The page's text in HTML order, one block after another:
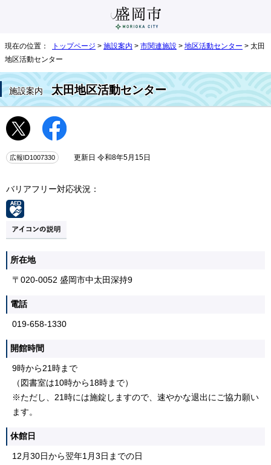
現在の位置： トップページ > 施設案内 > 市関連施設 > 地区活動センター > 太田
地区活動センター
施設案内 太田地区活動センター
広報ID1007330 更新日 令和8年5月15日
バリアフリー対応状況：
所在地
〒020-0052 盛岡市中太田深持9
電話
019-658-1330
開館時間
9時から21時まで
（図書室は10時から18時まで）
※ただし、21時には施錠しますので、速やかな退出にご協力願い
ます。
休館日
12月30日から翌年1月3日までの日